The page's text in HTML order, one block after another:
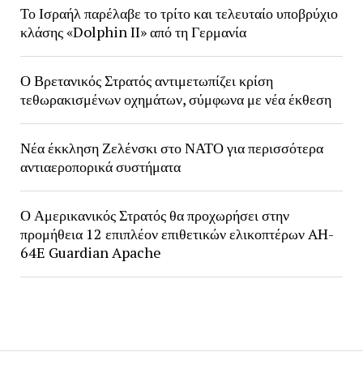
Το Ισραήλ παρέλαβε το τρίτο και τελευταίο υποβρύχιο
κλάσης «Dolphin II» από τη Γερμανία
Ο Βρετανικός Στρατός αντιμετωπίζει κρίση
τεθωρακισμένων οχημάτων, σύμφωνα με νέα έκθεση
Νέα έκκληση Ζελένσκι στο ΝΑΤΟ για περισσότερα
αντιαεροπορικά συστήματα
Ο Αμερικανικός Στρατός θα προχωρήσει στην
προμήθεια 12 επιπλέον επιθετικών ελικοπτέρων AH-
64E Guardian Apache